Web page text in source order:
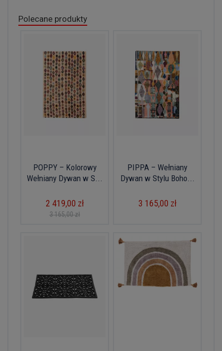
Polecane produkty
POPPY – Kolorowy
Wełniany Dywan w S...
2 419,00 zł
3 165,00 zł
PIPPA – Wełniany
Dywan w Stylu Boho...
3 165,00 zł